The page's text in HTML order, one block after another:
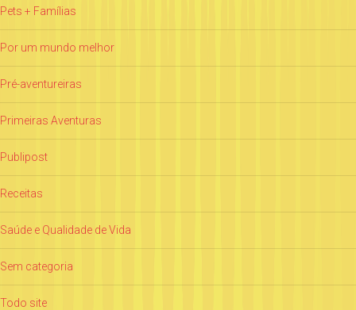
Pets + Famílias
Por um mundo melhor
Pré-aventureiras
Primeiras Aventuras
Publipost
Receitas
Saúde e Qualidade de Vida
Sem categoria
Todo site